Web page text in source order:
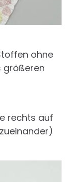
ohne
größeren
rechts auf